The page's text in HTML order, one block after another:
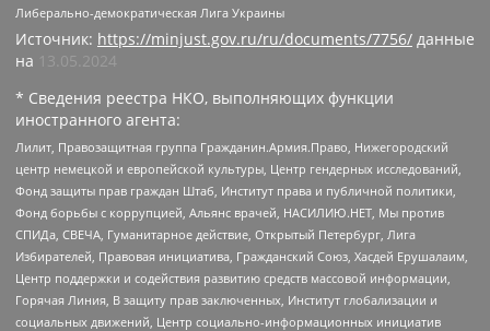
Либерально-демократическая Лига Украины
Источник: https://minjust.gov.ru/ru/documents/7756/ данные
на
13.05.2024
* Сведения реестра НКО, выполняющих функции
иностранного агента:
Лилит, Правозащитная группа Гражданин.Армия.Право, Нижегородский
центр немецкой и европейской культуры, Центр гендерных исследований,
Фонд защиты прав граждан Штаб, Институт права и публичной политики,
Фонд борьбы с коррупцией, Альянс врачей, НАСИЛИЮ.НЕТ, Мы против
СПИДа, СВЕЧА, Гуманитарное действие, Открытый Петербург, Лига
Избирателей, Правовая инициатива, Гражданский Союз, Хасдей Ерушалаим,
Центр поддержки и содействия развитию средств массовой информации,
Горячая Линия, В защиту прав заключенных, Институт глобализации и
социальных движений, Центр социально-информационных инициатив